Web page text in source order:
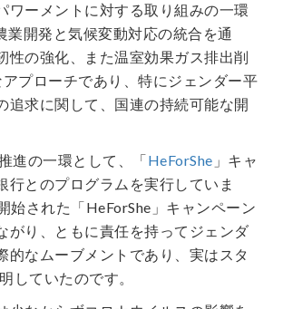
ワーメントに対する取り組みの一環
業開発と気候変動対応の統合を通
性の強化、また温室効果ガス排出削
プローチであり、特にジェンダー平
追求に関して、国連の持続可能な開
進の一環として、「HeForShe 」キャ
行とのプログラムを実行していま
された「HeForShe」キャンペーン
がり、ともに責任を持ってジェンダ
的なムーブメントであり、実はスタ
していたのです。